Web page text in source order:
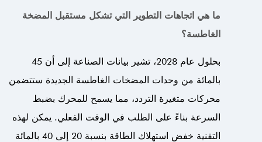
ما هي اتجاهات التطوير التي تشكل مستقبل المضخة
الغاطسة؟
بحلول عام 2028، تشير بيانات الصناعة إلى أن 45
بالمائة من وحدات المضخات الغاطسة الجديدة ستتضمن
محركات متغيرة التردد، مما يسمح للمحرك بضبط
السرعة بناءً على الطلب في الوقت الفعلي. يمكن لهذه
التقنية خفض استهلاك الطاقة بنسبة 20 إلى 40 بالمائة